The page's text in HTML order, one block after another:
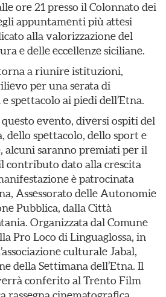
ore 21 presso il Colonnato dei
appuntamenti più attesi
alla valorizzazione del
e delle eccellenze siciliane.
a riunire istituzioni,
per una serata di
spettacolo ai piedi dell’Etna.
evento, diversi ospiti del
dello spettacolo, dello sport e
alcuni saranno premiati per il
contributo dato alla crescita
è patrocinata
Assessorato delle Autonomie
Pubblica, dalla Città
Organizzata dal Comune
Pro Loco di Linguaglossa, in
culturale Jabal,
della Settimana dell’Etna. Il
conferito al Trento Film